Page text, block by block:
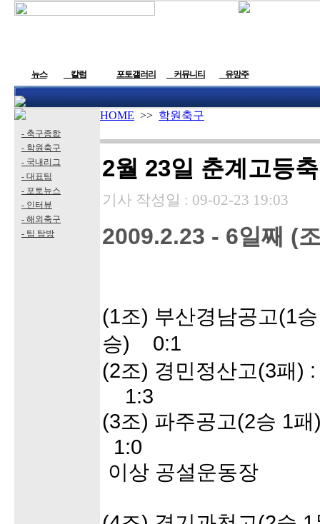
뉴스 칼럼 포토갤러리 커뮤니티 유망주
- 축구종합
- 학원축구
- 국내리그
- 대표팀
- 포토뉴스
- 인터뷰
- 해외축구
- 팀 탐방
HOME >> 학원축구
2월 23일 춘계고등
기사 작성일 : 09-02-23 19:03
2009.2.23 - 6일째 (
(1조) 부산경남공고(1
승) 0:1
(2조) 경민정산고(3패
1:3
(3조) 파주공고(2승
1:0
이상 공설운동장